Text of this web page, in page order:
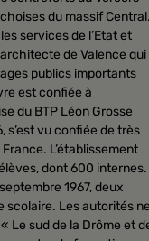
du massif Central.
services de l’Etat et
de Valence qui
publics importants
est confiée à
du BTP Léon Grosse
s’est vu confiée de très
L’établissement
dont 600 internes.
1967, deux
scolaire. Les autorités ne
Le sud de la Drôme et